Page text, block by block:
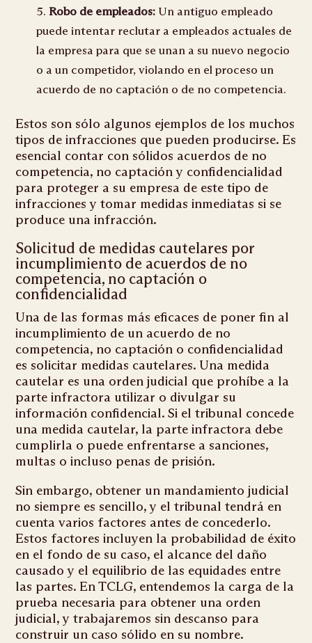
Robo de empleados: Un antiguo empleado
puede intentar reclutar a empleados actuales de
la empresa para que se unan a su nuevo negocio
o a un competidor, violando en el proceso un
acuerdo de no captación o de no competencia.
Estos son sólo algunos ejemplos de los muchos
tipos de infracciones que pueden producirse. Es
esencial contar con sólidos acuerdos de no
competencia, no captación y confidencialidad
para proteger a su empresa de este tipo de
infracciones y tomar medidas inmediatas si se
produce una infracción.
Solicitud de medidas cautelares por
incumplimiento de acuerdos de no
competencia, no captación o
confidencialidad
Una de las formas más eficaces de poner fin al
incumplimiento de un acuerdo de no
competencia, no captación o confidencialidad
es solicitar medidas cautelares. Una medida
cautelar es una orden judicial que prohíbe a la
parte infractora utilizar o divulgar su
información confidencial. Si el tribunal concede
una medida cautelar, la parte infractora debe
cumplirla o puede enfrentarse a sanciones,
multas o incluso penas de prisión.
Sin embargo, obtener un mandamiento judicial
no siempre es sencillo, y el tribunal tendrá en
cuenta varios factores antes de concederlo.
Estos factores incluyen la probabilidad de éxito
en el fondo de su caso, el alcance del daño
causado y el equilibrio de las equidades entre
las partes. En TCLG, entendemos la carga de la
prueba necesaria para obtener una orden
judicial, y trabajaremos sin descanso para
construir un caso sólido en su nombre.